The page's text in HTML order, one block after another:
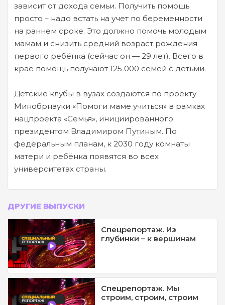
зависит от дохода семьи. Получить помощь
просто – надо встать на учет по беременности
на раннем сроке. Это должно помочь молодым
мамам и снизить средний возраст рождения
первого ребёнка (сейчас он — 29 лет). Всего в
крае помощь получают 125 000 семей с детьми.
Детские клубы в вузах создаются по проекту
Минобрнауки «Помоги маме учиться» в рамках
нацпроекта «Семья», инициированного
президентом Владимиром Путиным. По
федеральным планам, к 2030 году комнаты
матери и ребёнка появятся во всех
университетах страны.
ДРУГИЕ ВЫПУСКИ
Спецрепортаж. Из
глубинки – к вершинам
Спецрепортаж. Мы
строим, строим, строим